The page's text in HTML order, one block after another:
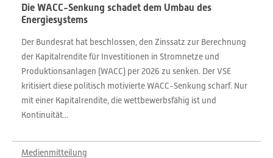
Die WACC-Senkung schadet dem Umbau des
Energiesystems
Der Bundesrat hat beschlossen, den Zinssatz zur Berechnung
der Kapitalrendite für Investitionen in Stromnetze und
Produktionsanlagen (WACC) per 2026 zu senken. Der VSE
kritisiert diese politisch motivierte WACC-Senkung scharf. Nur
mit einer Kapitalrendite, die wettbewerbsfähig ist und
Kontinuität...
Medienmitteilung